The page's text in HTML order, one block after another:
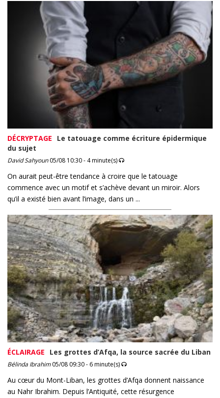
DÉCRYPTAGE
Le tatouage comme écriture épidermique
du sujet
David Sahyoun05/08 10:30 - 4 minute(s)
On aurait peut-être tendance à croire que le tatouage
commence avec un motif et s’achève devant un miroir. Alors
qu’il a existé bien avant l’image, dans un ...
ÉCLAIRAGE Les grottes d’Afqa, la source sacrée du Liban
Bélinda Ibrahim05/08 09:30 - 6 minute(s)
Au cœur du Mont-Liban, les grottes d’Afqa donnent naissance
au Nahr Ibrahim. Depuis l’Antiquité, cette résurgence